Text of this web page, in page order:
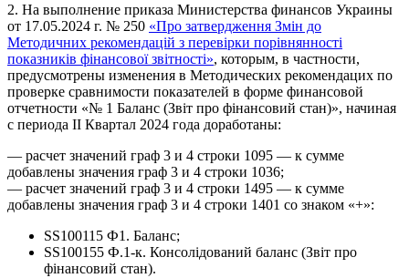
2. На выполнение приказа Министерства финансов Украины
от 17.05.2024 г. № 250 «Про затвердження Змін до
Методичних рекомендацій з перевірки порівнянності
показників фінансової звітності», которым, в частности,
предусмотрены изменения в Методических рекомендацих по
проверке сравнимости показателей в форме финансовой
отчетности «№ 1 Баланс (Звіт про фінансовий стан)», начиная
с периода ІІ Квартал 2024 года доработаны:
— расчет значений граф 3 и 4 строки 1095 — к сумме
добавлены значения граф 3 и 4 строки 1036;
— расчет значений граф 3 и 4 строки 1495 — к сумме
добавлены значения граф 3 и 4 строки 1401 со знаком «+»:
SS100115 Ф1. Баланс;
SS100155 Ф.1-к. Консолідований баланс (Звіт про
фінансовий стан).